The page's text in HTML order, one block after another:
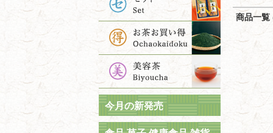
今月の新発売
商品一覧